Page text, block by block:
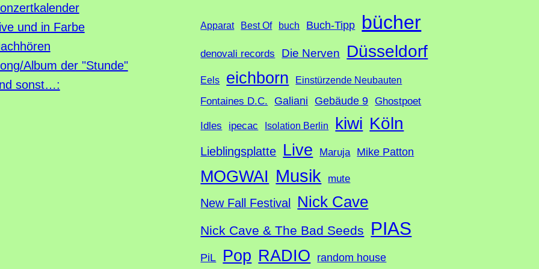
und in Farbe
Album der "Stunde"
sonst…:
c
Apparat Best Of buch Buch-Tipp bücher
denovali records Die Nerven Düsseldorf
Eels eichborn Einstürzende Neubauten
Fontaines D.C. Galiani Gebäude 9 Ghostpoet
Idles ipecac Isolation Berlin kiwi Köln
Lieblingsplatte Live Maruja Mike Patton
MOGWAI Musik mute
New Fall Festival Nick Cave
Nick Cave & The Bad Seeds PIAS
PiL Pop RADIO random house